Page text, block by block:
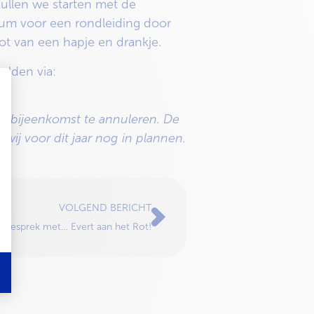
we starten met de
voor een rondleiding door
van een hapje en drankje.
via:
bijeenkomst te annuleren. De
voor dit jaar nog in plannen.
VOLGEND BERICHT
gesprek met… Evert aan het Rot!